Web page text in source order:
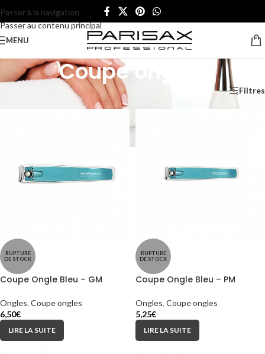
Passer à la navigation
Passer au contenu principal
MENU
Coupe ongles
Coupe ongles Filtres
RUPTURE
DE STOCK
Coupe Ongle Bleu – GM
Ongles, Coupe ongles
6,50€
LIRE LA SUITE
RUPTURE
DE STOCK
Coupe Ongle Bleu – PM
Ongles, Coupe ongles
5,25€
LIRE LA SUITE